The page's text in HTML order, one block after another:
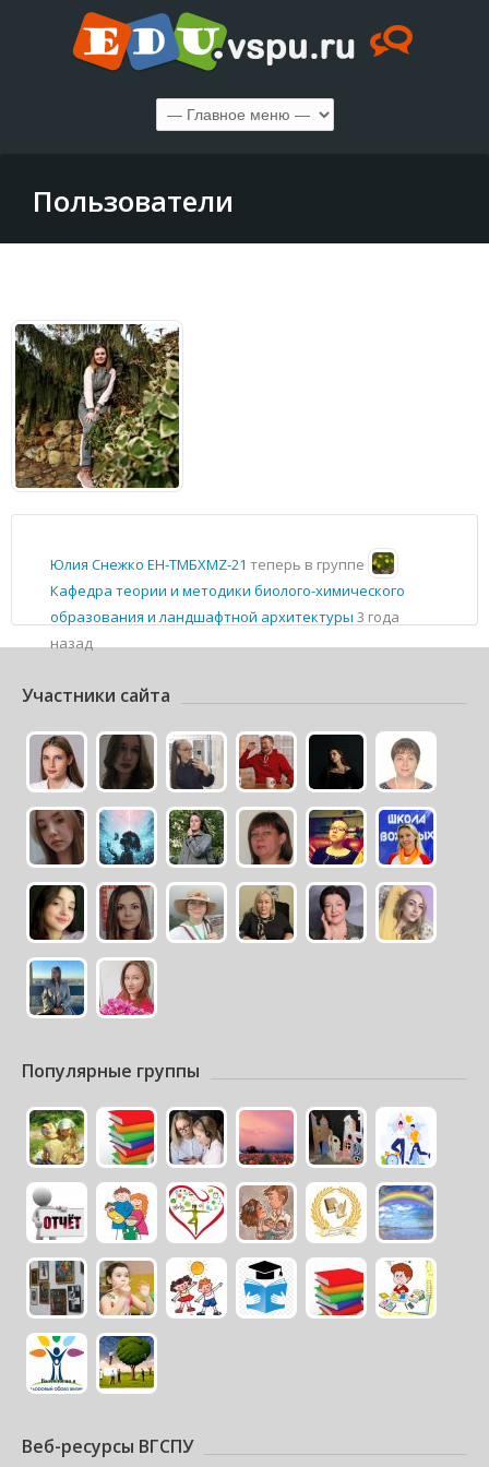
Пользователи
Юлия Снежко ЕН-ТМБХМZ-21 теперь в группе
Кафедра теории и методики биолого-химического
образования и ландшафтной архитектуры 3 года
назад
Участники сайта
Популярные группы
Веб-ресурсы ВГСПУ